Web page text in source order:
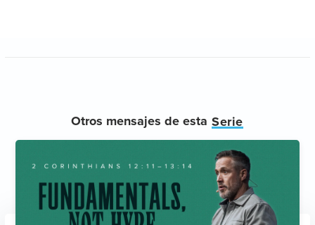
Otros mensajes de esta Serie